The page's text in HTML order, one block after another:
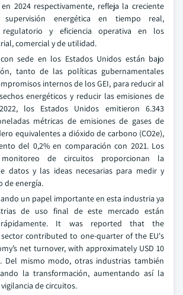
2024 respectivamente, refleja la creciente
energética en tiempo real,
regulatorio y eficiencia operativa en los
comercial y de utilidad.
sede en los Estados Unidos están bajo
tanto de las políticas gubernamentales
internos de los GEI, para reducir al
energéticos y reducir las emisiones de
los Estados Unidos emitieron 6.343
métricas de emisiones de gases de
equivalentes a dióxido de carbono (CO2e),
del 0,2% en comparación con 2021. Los
de circuitos proporcionan la
datos y las ideas necesarias para medir y
de energía.
un papel importante en esta industria ya
de uso final de este mercado están
rápidamente. It was reported that the
contributed to one-quarter of the EU's
net turnover, with approximately USD 10
Del mismo modo, otras industrias también
la transformación, aumentando así la
de circuitos.